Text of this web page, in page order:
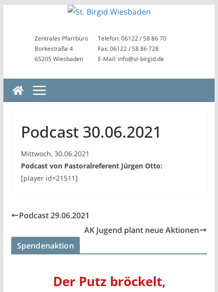
springenZentrales Pfarrbüro
Borkestraße 4
65205 Wiesbaden
Telefon: 06122 / 58 86 70
Fax: 06122 / 58 86 728
E-Mail: info@st-birgid.de
Podcast 30.06.2021
Mittwoch, 30.06.2021
Podcast von Pastoralreferent Jürgen Otto:
[player id=21511]
Podcast 29.06.2021
AK Jugend plant neue Aktionen
Spendenaktion